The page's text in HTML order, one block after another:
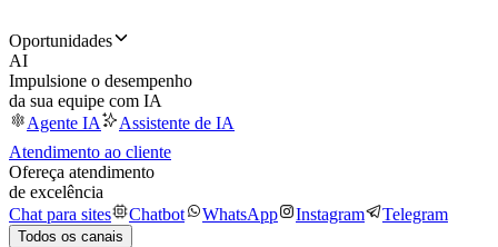
Oportunidades
AI
Impulsione o desempenho
da sua equipe com IA
Agente IA
Assistente de IA
Atendimento ao cliente
Ofereça atendimento
de excelência
Chat para sites
Chatbot WhatsApp Instagram Telegram
Todos os canais